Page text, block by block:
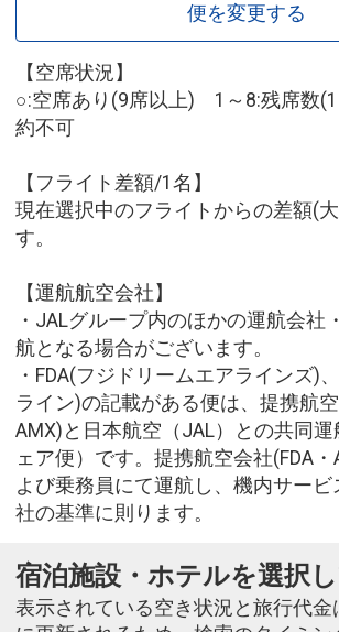
便を変更する
【空席状況】
○:空席あり(9席以上) 1～8:残席数
約不可
【フライト差額/1名】
現在選択中のフライトからの差額(
す。
【運航航空会社】
・JALグループ内のほかの運航会社
航となる場合がございます。
・FDA(フジドリームエアラインズ)
ライン)の記載がある便は、提携航空
AMX)と日本航空（JAL）との共同
ェア便）です。提携航空会社(FDA
よび乗務員にて運航し、機内サー
社の基準に則ります。
宿泊施設・ホテルを選択
表示されている空き状況と旅行代金